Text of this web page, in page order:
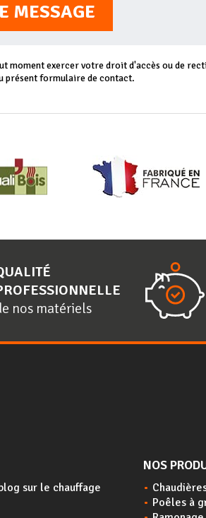
MESSAGE
moment exercer votre droit d'accès ou de
présent formulaire de contact.
nos matériels
sur le chauffage
NOS
Poêles à